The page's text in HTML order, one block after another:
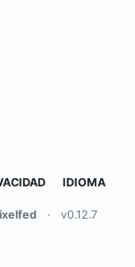
IDIOMA
· v0.12.7